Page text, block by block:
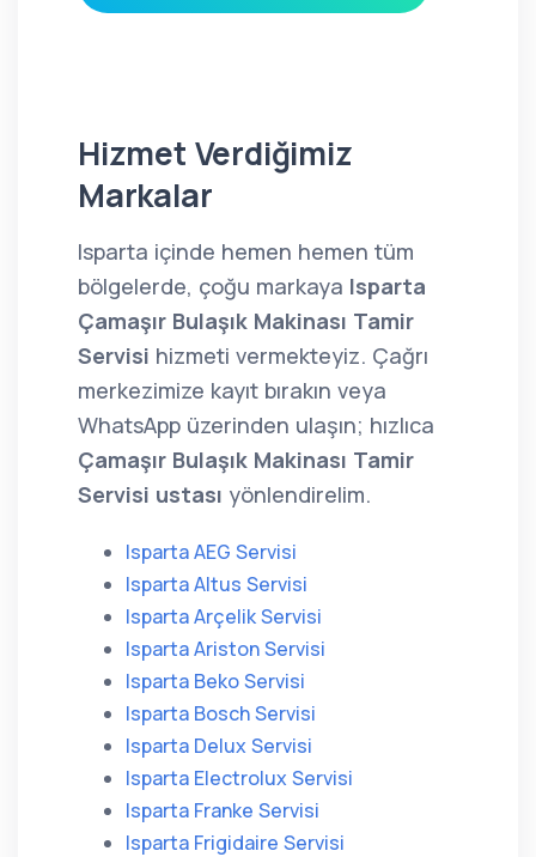
Hizmet Verdiğimiz
Markalar
Isparta içinde hemen hemen tüm
bölgelerde, çoğu markaya Isparta
Çamaşır Bulaşık Makinası Tamir
Servisi hizmeti vermekteyiz. Çağrı
merkezimize kayıt bırakın veya
WhatsApp üzerinden ulaşın; hızlıca
Çamaşır Bulaşık Makinası Tamir
Servisi ustası yönlendirelim.
Isparta AEG Servisi
Isparta Altus Servisi
Isparta Arçelik Servisi
Isparta Ariston Servisi
Isparta Beko Servisi
Isparta Bosch Servisi
Isparta Delux Servisi
Isparta Electrolux Servisi
Isparta Franke Servisi
Isparta Frigidaire Servisi